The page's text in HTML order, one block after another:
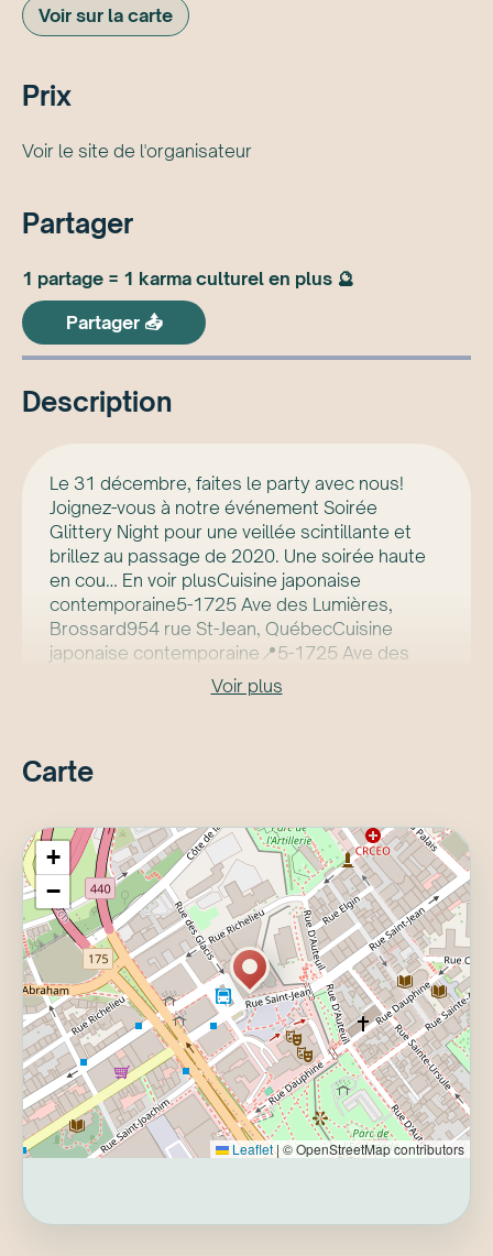
Voir sur la carte
Prix
Voir le site de l'organisateur
Partager
1 partage = 1 karma culturel en plus 🔮
Partager 📤
Description
Le 31 décembre, faites le party avec nous!
Joignez-vous à notre événement Soirée
Glittery Night pour une veillée scintillante et
brillez au passage de 2020. Une soirée haute
en cou… En voir plusCuisine japonaise
contemporaine5-1725 Ave des Lumières,
Brossard954 rue St-Jean, QuébecCuisine
japonaise contemporaine📍5-1725 Ave des
Lumières, Brossard📍954 rue St-Jean, Québec
Voir plus
Carte
+
−
Leaflet |© OpenStreetMap contributors